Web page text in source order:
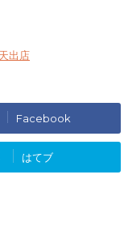
出店
Facebook
はてブ